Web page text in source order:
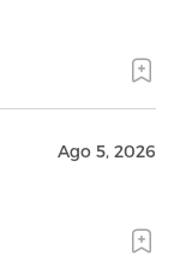
Ago 5, 2026